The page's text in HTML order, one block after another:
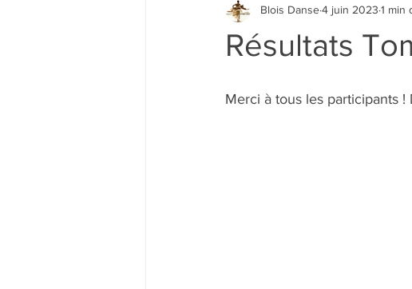
Résultats
Blois Danse4 juin 2023 1 min
Merci à tous les participants